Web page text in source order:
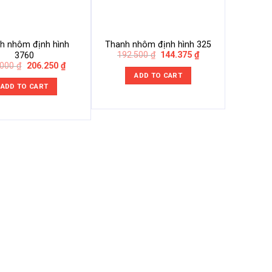
nhôm định hình
3760
₫ Original
was:
275.000 ₫.
206.250 ₫Current
price
ADD TO CART
Thanh nhôm định hình 325
192.500₫ Original
was:
192.500 ₫.
144.375₫Current
price
ADD TO CART